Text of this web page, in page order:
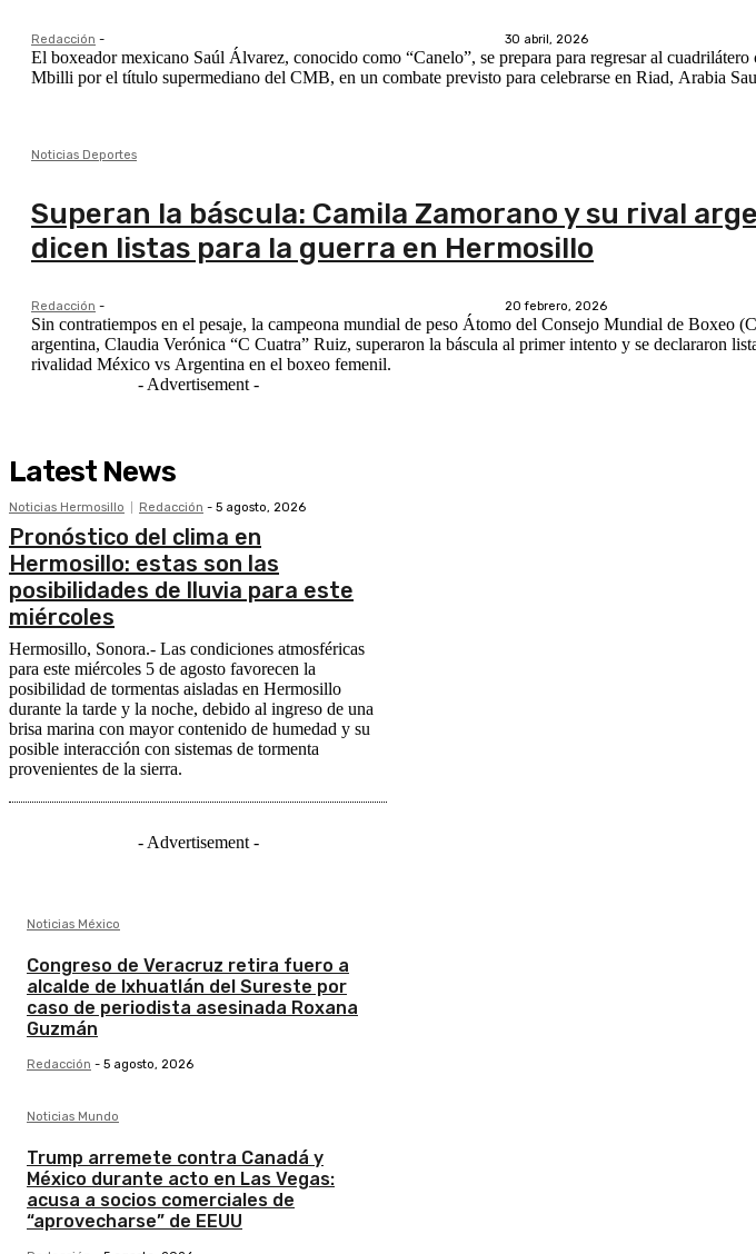
Redacción - 30 abril, 2026
El boxeador mexicano Saúl Álvarez, conocido como “Canelo”, se prepara para regresar al
Mbilli por el título supermediano del CMB, en un combate previsto para celebrarse en Riad, Arabia
Noticias Deportes
Superan la báscula: Camila Zamorano y su rival
dicen listas para la guerra en Hermosillo
Redacción - 20 febrero, 2026
Sin contratiempos en el pesaje, la campeona mundial de peso Átomo del Consejo Mundial de Boxeo
argentina, Claudia Verónica “C Cuatra” Ruiz, superaron la báscula al primer intento y se declararon
rivalidad México vs Argentina en el boxeo femenil.
- Advertisement -
Latest News
Noticias Hermosillo Redacción - 5 agosto, 2026
Pronóstico del clima en
Hermosillo: estas son las
posibilidades de lluvia para este
miércoles
Hermosillo, Sonora.- Las condiciones atmosféricas
para este miércoles 5 de agosto favorecen la
posibilidad de tormentas aisladas en Hermosillo
durante la tarde y la noche, debido al ingreso de una
brisa marina con mayor contenido de humedad y su
posible interacción con sistemas de tormenta
provenientes de la sierra.
- Advertisement -
Noticias México
Congreso de Veracruz retira fuero a
alcalde de Ixhuatlán del Sureste por
caso de periodista asesinada Roxana
Guzmán
Redacción - 5 agosto, 2026
Noticias Mundo
Trump arremete contra Canadá y
México durante acto en Las Vegas:
acusa a socios comerciales de
“aprovecharse” de EEUU